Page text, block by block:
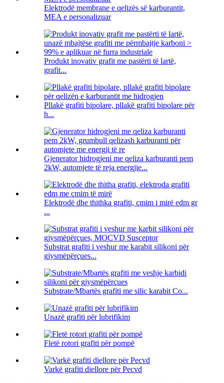
Elektrodë membrane e qelizës së karburantit,
MEA e personalizuar
Produkt inovativ grafit me pastërti të lartë,
grafit...
Pllakë grafiti bipolare, pllakë grafiti bipolare për
h...
Gjenerator hidrogjeni me qeliza karburanti pem
2kW, automjete të reja energjie...
Elektrodë dhe thithka grafiti, çmim i mirë edm gr
...
Substrat grafiti i veshur me karabit silikoni për
gjysmëpërçues...
Substrate/Mbartës grafiti me silic karabit Co...
Unazë grafiti për lubrifikim
Fletë rotori grafiti për pompë
Varkë grafiti diellore për Pecvd